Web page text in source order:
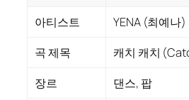
아티스트
YENA (최예나)
곡 제목
캐치 캐치
장르
댄스, 팝